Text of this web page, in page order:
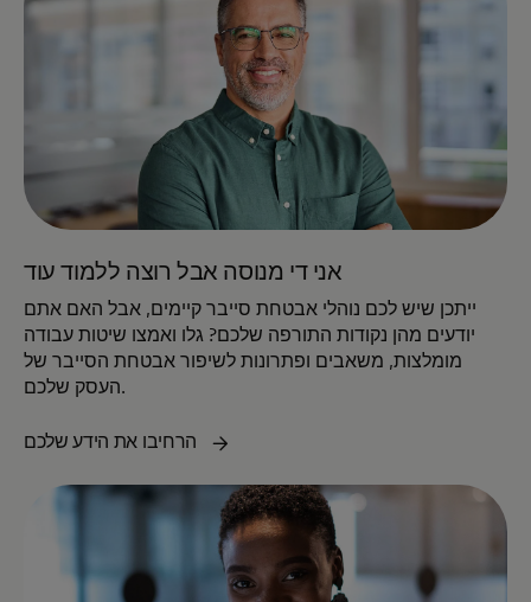
אני די מנוסה אבל רוצה ללמוד עוד
ייתכן שיש לכם נוהלי אבטחת סייבר קיימים, אבל האם אתם
יודעים מהן נקודות התורפה שלכם? גלו ואמצו שיטות עבודה
מומלצות, משאבים ופתרונות לשיפור אבטחת הסייבר של
העסק שלכם.
הרחיבו את הידע שלכם